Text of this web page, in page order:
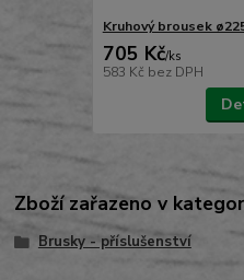
Kruhový brousek
705 Kč/ks
583 Kč bez DPH
Zboží zařazeno v
Brusky - příslušenství